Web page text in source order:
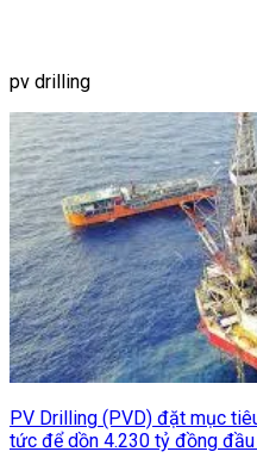
pv drilling
PV Drilling (PVD) đặt mục
tức để dồn 4.230 tỷ đồng